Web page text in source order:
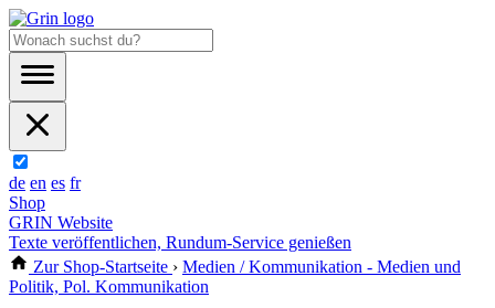
de en es fr
Shop
GRIN Website
Texte veröffentlichen, Rundum-Service genießen
Zur Shop-Startseite › Medien / Kommunikation - Medien und
Politik, Pol. Kommunikation